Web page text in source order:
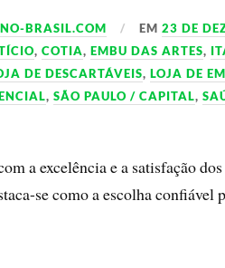
BRASIL.COM EM23 DE
,COTIA,EMBU DAS ARTES,
DE DESCARTÁVEIS,LOJA DE
,SÃO PAULO / CAPITAL,
a excelência e a satisfação
se como a escolha confiável